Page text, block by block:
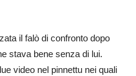
il falò di confronto dopo
stava bene senza di lui.
video nel pinnettu nei quali